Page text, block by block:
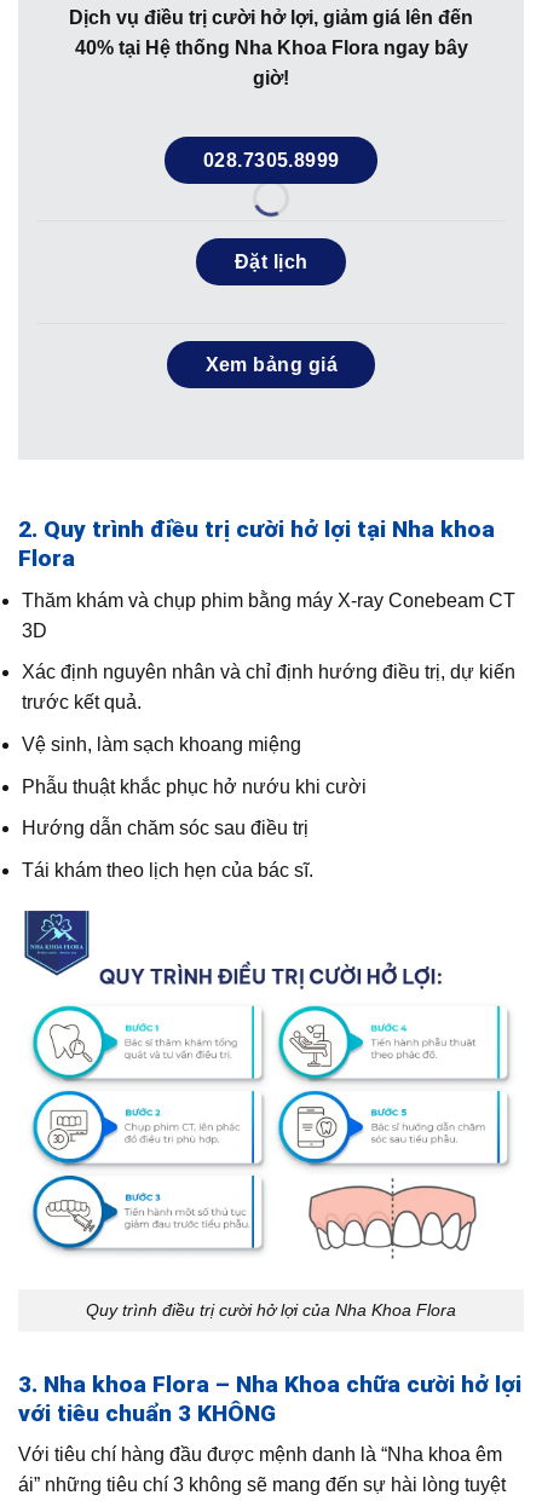
Dịch vụ điều trị cười hở lợi, giảm giá lên đến
40% tại Hệ thống Nha Khoa Flora ngay bây
giờ!
028.7305.8999
Đặt lịch
Xem bảng giá
2. Quy trình điều trị cười hở lợi tại Nha khoa
Flora
Thăm khám và chụp phim bằng máy X-ray Conebeam CT
3D
Xác định nguyên nhân và chỉ định hướng điều trị, dự kiến
trước kết quả.
Vệ sinh, làm sạch khoang miệng
Phẫu thuật khắc phục hở nướu khi cười
Hướng dẫn chăm sóc sau điều trị
Tái khám theo lịch hẹn của bác sĩ.
Quy trình điều trị cười hở lợi của Nha Khoa Flora
3. Nha khoa Flora – Nha Khoa chữa cười hở lợi
với tiêu chuẩn 3 KHÔNG
Với tiêu chí hàng đầu được mệnh danh là “Nha khoa êm
ái” những tiêu chí 3 không sẽ mang đến sự hài lòng tuyệt